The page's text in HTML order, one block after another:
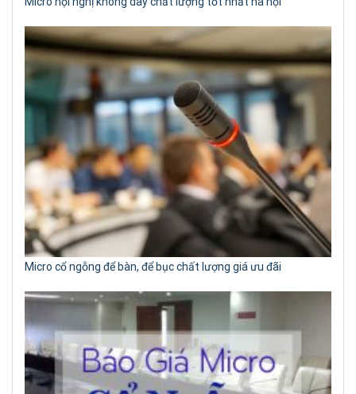
Micro cổ ngỗng để bàn, để bục chất lượng giá ưu đãi